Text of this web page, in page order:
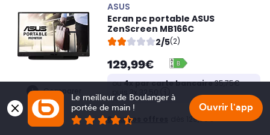
Comparer
ASUS
Ecran pc portable ASUS
ZenScreen MB166C
2/5(2)
129,99€
ou4x par carte bancaire35,75€
puis 3x 32,50
8 autres offres dès 129,99€
Le meilleur de Boulanger à
portée de main !
Ouvrir l'app